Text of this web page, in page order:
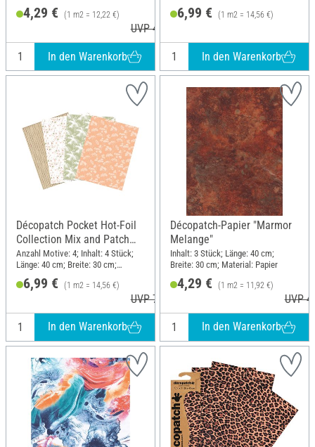
4,29 € (1 m2 = 12,22 €)
UVP 4,60 €
In den Warenkorb
6,99 € (1 m2 = 14,56 €)
In den Warenkorb
Décopatch Pocket Hot-Foil
Collection Mix and Patch
"Terra"
Anzahl Motive: 4; Inhalt: 4 Stück;
Länge: 40 cm; Breite: 30 cm;
6,99 € (1 m2 = 14,56 €)
UVP 7,20 €
In den Warenkorb
Décopatch-Papier "Marmor
Melange"
Inhalt: 3 Stück; Länge: 40 cm;
Breite: 30 cm; Material: Papier
4,29 € (1 m2 = 11,92 €)
UVP
In den Warenkorb